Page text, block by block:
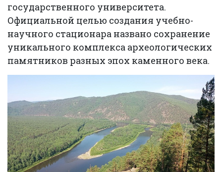
государственного университета.
Официальной целью создания учебно-
научного стационара названо сохранение
уникального комплекса археологических
памятников разных эпох каменного века.